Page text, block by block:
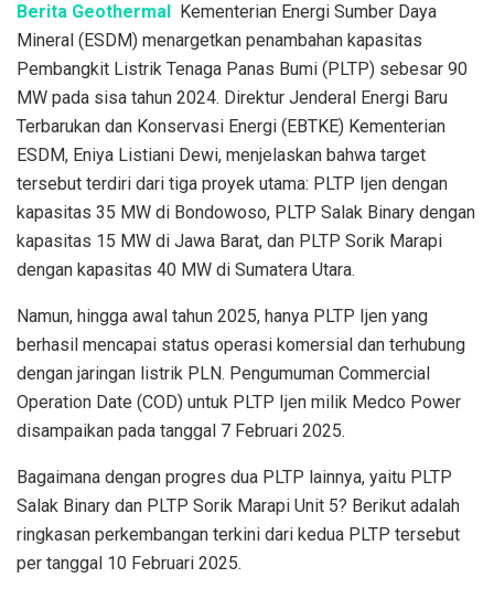
Berita Geothermal
Kementerian Energi Sumber Daya
Mineral (ESDM) menargetkan penambahan kapasitas
Pembangkit Listrik Tenaga Panas Bumi (PLTP) sebesar 90
MW pada sisa tahun 2024. Direktur Jenderal Energi Baru
Terbarukan dan Konservasi Energi (EBTKE) Kementerian
ESDM, Eniya Listiani Dewi, menjelaskan bahwa target
tersebut terdiri dari tiga proyek utama: PLTP Ijen dengan
kapasitas 35 MW di Bondowoso, PLTP Salak Binary dengan
kapasitas 15 MW di Jawa Barat, dan PLTP Sorik Marapi
dengan kapasitas 40 MW di Sumatera Utara.
Namun, hingga awal tahun 2025, hanya PLTP Ijen yang
berhasil mencapai status operasi komersial dan terhubung
dengan jaringan listrik PLN. Pengumuman Commercial
Operation Date (COD) untuk PLTP Ijen milik Medco Power
disampaikan pada tanggal 7 Februari 2025.
Bagaimana dengan progres dua PLTP lainnya, yaitu PLTP
Salak Binary dan PLTP Sorik Marapi Unit 5? Berikut adalah
ringkasan perkembangan terkini dari kedua PLTP tersebut
per tanggal 10 Februari 2025.